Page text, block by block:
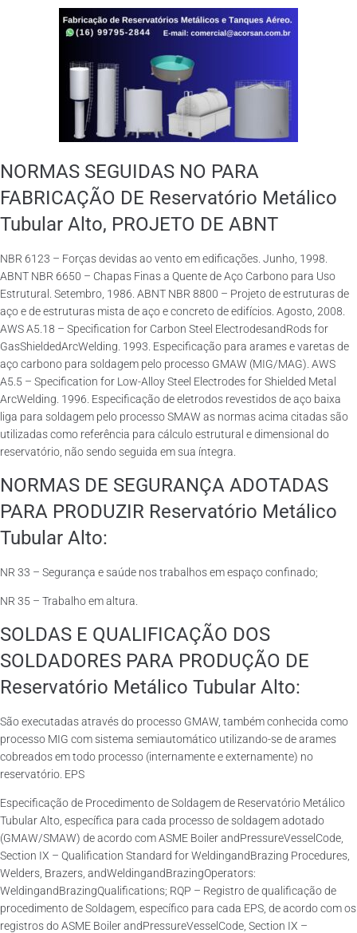
NORMAS SEGUIDAS NO PARA
FABRICAÇÃO DE Reservatório Metálico
Tubular Alto, PROJETO DE ABNT
NBR 6123 – Forças devidas ao vento em edificações. Junho, 1998.
ABNT NBR 6650 – Chapas Finas a Quente de Aço Carbono para Uso
Estrutural. Setembro, 1986. ABNT NBR 8800 – Projeto de estruturas de
aço e de estruturas mista de aço e concreto de edifícios. Agosto, 2008.
AWS A5.18 – Specification for Carbon Steel ElectrodesandRods for
GasShieldedArcWelding. 1993. Especificação para arames e varetas de
aço carbono para soldagem pelo processo GMAW (MIG/MAG). AWS
A5.5 – Specification for Low-Alloy Steel Electrodes for Shielded Metal
ArcWelding. 1996. Especificação de eletrodos revestidos de aço baixa
liga para soldagem pelo processo SMAW as normas acima citadas são
utilizadas como referência para cálculo estrutural e dimensional do
reservatório, não sendo seguida em sua íntegra.
NORMAS DE SEGURANÇA ADOTADAS
PARA PRODUZIR Reservatório Metálico
Tubular Alto:
NR 33 – Segurança e saúde nos trabalhos em espaço confinado;
NR 35 – Trabalho em altura.
SOLDAS E QUALIFICAÇÃO DOS
SOLDADORES PARA PRODUÇÃO DE
Reservatório Metálico Tubular Alto:
São executadas através do processo GMAW, também conhecida como
processo MIG com sistema semiautomático utilizando-se de arames
cobreados em todo processo (internamente e externamente) no
reservatório. EPS
Especificação de Procedimento de Soldagem de Reservatório Metálico
Tubular Alto, específica para cada processo de soldagem adotado
(GMAW/SMAW) de acordo com ASME Boiler andPressureVesselCode,
Section IX – Qualification Standard for WeldingandBrazing Procedures,
Welders, Brazers, andWeldingandBrazingOperators:
WeldingandBrazingQualifications; RQP – Registro de qualificação de
procedimento de Soldagem, específico para cada EPS, de acordo com os
registros do ASME Boiler andPressureVesselCode, Section IX –